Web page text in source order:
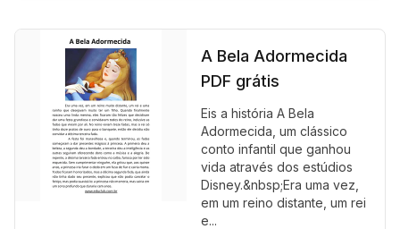
A Bela Adormecida
PDF grátis
Eis a história A Bela
Adormecida, um clássico
conto infantil que ganhou
vida através dos estúdios
Disney.&nbsp;Era uma vez,
em um reino distante, um rei
e...